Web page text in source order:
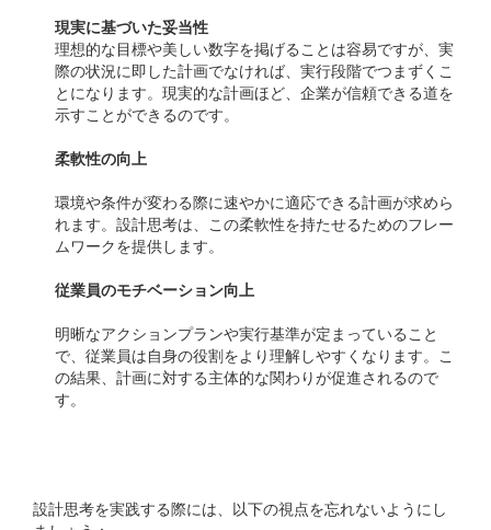
現実に基づいた妥当性
理想的な目標や美しい数字を掲げることは容易ですが、実
際の状況に即した計画でなければ、実行段階でつまずくこ
とになります。現実的な計画ほど、企業が信頼できる道を
示すことができるのです。
柔軟性の向上
環境や条件が変わる際に速やかに適応できる計画が求めら
れます。設計思考は、この柔軟性を持たせるためのフレー
ムワークを提供します。
従業員のモチベーション向上
明晰なアクションプランや実行基準が定まっていること
で、従業員は自身の役割をより理解しやすくなります。こ
の結果、計画に対する主体的な関わりが促進されるので
す。
設計思考を実践する際には、以下の視点を忘れないようにし